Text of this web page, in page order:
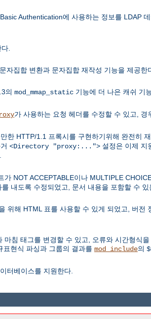
Authentication에 사용하는 정보를 LDAP
.
자집합 변환과 문자집합 재작성 기능을 제공한
의 mod_mmap_static 기능에 더 나은 캐쉬 기
가 사용하는 요청 헤더를 수정할 수 있고,
한 HTTP/1.1 프록시를 구현하기위해 완전히
<Directory "proxy:..."> 설정은 이제 지
가 NOT ACCEPTABLE이나 MULTIPLE
내도록 수정되었고, 문서 내용을 포함할 수
위해 HTML 표를 사용할 수 있게 되었고, 버전
침 태그를 변경할 수 있고, 오류와 시간형식
현식 파싱과 그룹의 결과를 mod_include의
터베이스를 지원한다.